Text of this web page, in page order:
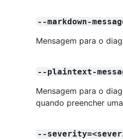
--markdown-
Mensagem para o
--plaintext-
Mensagem para o
quando preencher
--